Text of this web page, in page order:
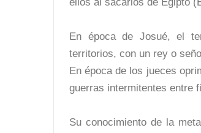
En época de Josué, el
territorios, con un rey o
En época de los jueces
guerras intermitentes entre
Su conocimiento de la